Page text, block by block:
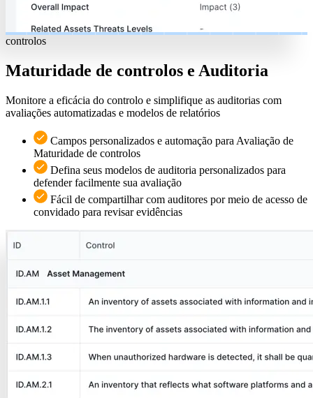
controlos
Maturidade de controlos e Auditoria
Monitore a eficácia do controlo e simplifique as auditorias com
avaliações automatizadas e modelos de relatórios
Campos personalizados e automação para Avaliação de
Maturidade de controlos
Defina seus modelos de auditoria personalizados para
defender facilmente sua avaliação
Fácil de compartilhar com auditores por meio de acesso de
convidado para revisar evidências